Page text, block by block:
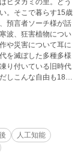
ヒタカミの里。どう
。そこで暮らす15歳
預言者ソーチ様が話
波、狂害植物につい
や災害について耳に
を滅ぼした多種多様
り付いている旧時代
しこんな自由も18歳
除いて安楽死処置を
赤子を里にもたら
していたある日、イ
出会う。※終末×ほの
化）のお話です。ほ
ので大団円というこ
ンドだと思ってま
人工知能